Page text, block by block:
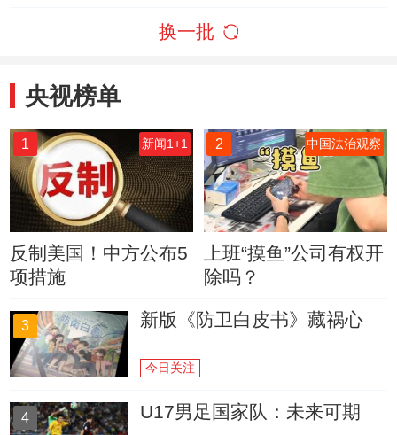
换一批
央视榜单
1 新闻1+1
反制美国！中方公布5
项措施
2 中国法治观察
上班“摸鱼”公司有权开
除吗？
3 新版《防卫白皮书》藏祸心
今日关注
4 U17男足国家队：未来可期